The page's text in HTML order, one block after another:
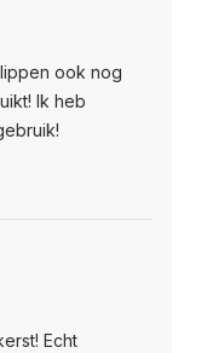
ook nog
Ik heb
Echt